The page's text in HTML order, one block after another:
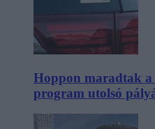
Hoppon maradtak a
program utolsó